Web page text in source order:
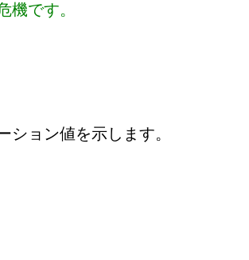
です。
ョン値を示します。